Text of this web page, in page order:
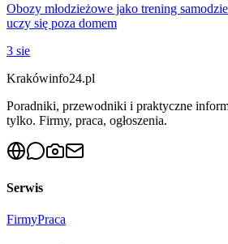
Obozy młodzieżowe jako trening
uczy się poza domem
3 sie
Krakówinfo24.pl
Poradniki, przewodniki i praktyczne
tylko. Firmy, praca, ogłoszenia.
Serwis
FirmyPraca